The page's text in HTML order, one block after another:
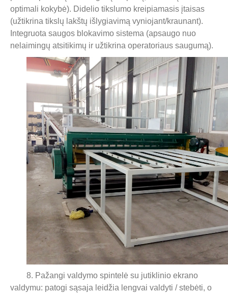
optimali kokybė). Didelio tikslumo kreipiamasis įtaisas
(užtikrina tikslų lakštų išlygiavimą vyniojant/kraunant).
Integruota saugos blokavimo sistema (apsaugo nuo
nelaimingų atsitikimų ir užtikrina operatoriaus saugumą).
8. Pažangi valdymo spintelė su jutiklinio ekrano
valdymu: patogi sąsaja leidžia lengvai valdyti / stebėti, o